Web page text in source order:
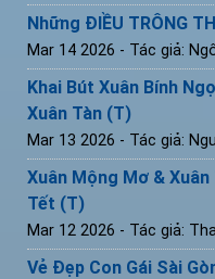
Những ĐIỀU TRÔNG
Mar 14 2026 - Tác giả:
Khai Bút Xuân Bính
Xuân Tàn (T)
Mar 13 2026 - Tác giả:
Xuân Mộng Mơ &
Tết (T)
Mar 12 2026 - Tác giả:
Vẻ Đẹp Con Gái Sài